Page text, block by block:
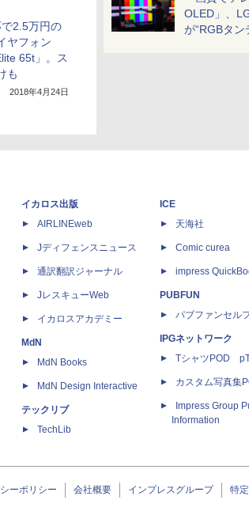
OLED」、
が“RGBタン
2.5万円の
ヤフォン
65t」。ス
も
2018年4月24日
イカロス出版
AIRLINEweb
Jディフェンスニュース
通訳翻訳ジャーナル
JレスキューWeb
イカロスアカデミー
MdN
MdN Books
MdN Design Interactive
テックリブ
TechLib
ICE
天海社
Comic curea
impress
PUBFUN
パブファンセル
IPGネットワーク
TシャツPOD
カスタム写真集
Impress Group
Information
ーポリシー 会社概要 インプレスグループ 特